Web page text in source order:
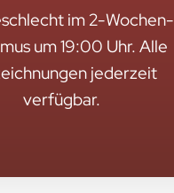
im 2-Wochen-
um 19:00 Uhr. Alle
jederzeit
verfügbar.